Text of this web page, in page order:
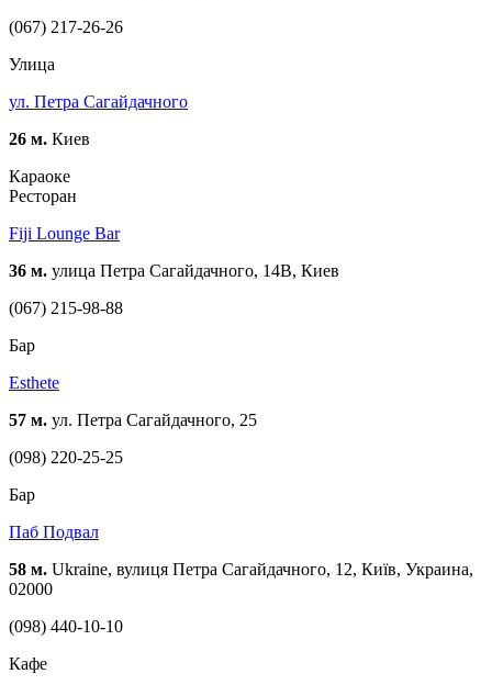
(067) 217-26-26
Улица
ул. Петра Сагайдачного
26 м. Киев
Караоке
Ресторан
Fiji Lounge Bar
36 м. улица Петра Сагайдачного, 14В, Киев
(067) 215-98-88
Бар
Esthete
57 м. ул. Петра Сагайдачного, 25
(098) 220-25-25
Бар
Паб Подвал
58 м. Ukraine, вулиця Петра Сагайдачного, 12, Київ, Украина,
02000
(098) 440-10-10
Кафе